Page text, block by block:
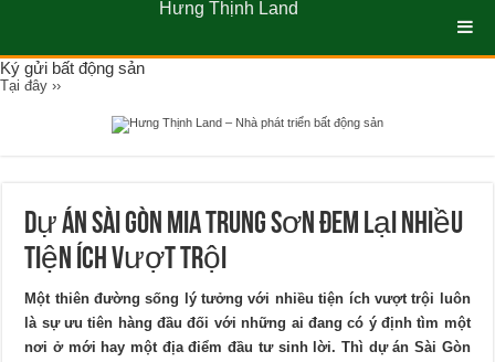
Ký gửi bất động sản
Tại đây ››
Dự án Sài Gòn Mia Trung Sơn đem lại nhiều
tiện ích vượt trội
Một thiên đường sống lý tưởng với nhiều tiện ích vượt trội luôn
là sự ưu tiên hàng đầu đối với những ai đang có ý định tìm một
nơi ở mới hay một địa điểm đầu tư sinh lời. Thì dự án Sài Gòn
Hưng Thịnh Land